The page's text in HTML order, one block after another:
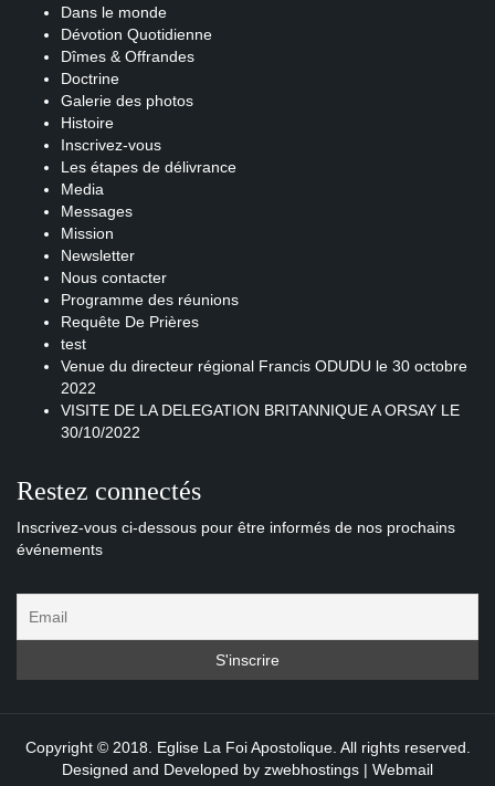
Dans le monde
Dévotion Quotidienne
Dîmes & Offrandes
Doctrine
Galerie des photos
Histoire
Inscrivez-vous
Les étapes de délivrance
Media
Messages
Mission
Newsletter
Nous contacter
Programme des réunions
Requête De Prières
test
Venue du directeur régional Francis ODUDU le 30 octobre
2022
VISITE DE LA DELEGATION BRITANNIQUE A ORSAY LE
30/10/2022
Restez connectés
Inscrivez-vous ci-dessous pour être informés de nos prochains
événements
Copyright © 2018. Eglise La Foi Apostolique. All rights reserved.
Designed and Developed by zwebhostings | Webmail